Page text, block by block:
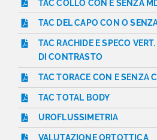
TAC COLLO CON E SENZA
TAC DEL CAPO CON O
TAC RACHIDE E SPECO
DI CONTRASTO
TAC TORACE CON E SENZA
TAC TOTAL BODY
UROFLUSSIMETRIA
VALUTAZIONE ORTOTTICA